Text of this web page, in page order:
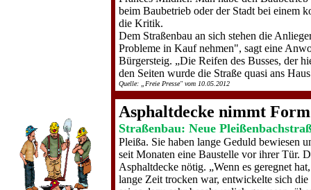
beim Baubetrieb oder der Stadt bei einem
die Kritik.
Dem Straßenbau an sich stehen die
Probleme in Kauf nehmen", sagt eine
Bürgersteig. „Die Reifen des Busses, der
den Seiten wurde die Straße quasi ans
Quelle: „Freie Presse" vom 10.05.2012
Asphaltdecke nimmt
Straßenbau: Neue
Pleißa. Sie ha­ben lange Geduld bewiesen
seit Monaten eine Baustelle vor ihrer Tür.
Asphaltdecke nötig. „Wenn es geregnet
lange Zeit trocken war, entwickelte sich